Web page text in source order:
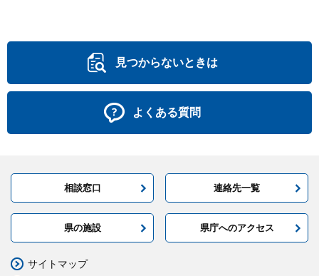
見つからないときは
よくある質問
相談窓口 連絡先一覧
県の施設 県庁へのアクセス
サイトマップ